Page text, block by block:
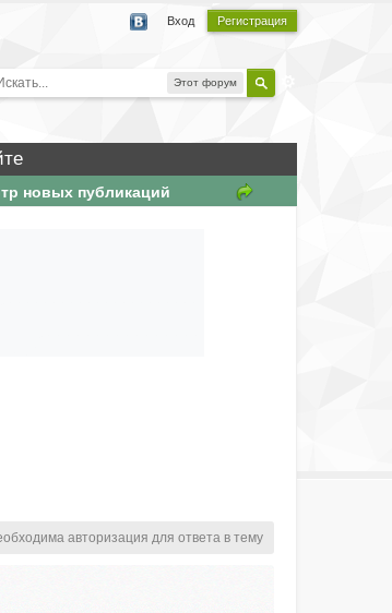
Вход Регистрация
Этот форум
новых публикаций
авторизация для ответа в тему